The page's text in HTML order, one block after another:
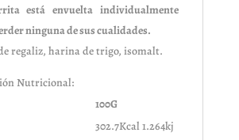
está envuelta individualmente
ninguna de sus cualidades.
regaliz, harina de trigo, isomalt.
Nutricional:
100G
302.7Kcal 1.264kj